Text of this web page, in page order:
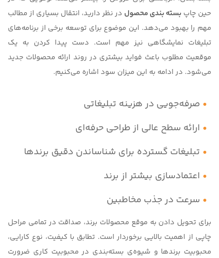
حین چاپ بسته بندی محصول در نظر دارید، انتقال بسیاری از مطالب
مهم را بهبود می‌دهد. این موضوع برای توسعه برخی از برنامه‌های
تبلیغات نمایشگاهی نیز مهم است. دست پیدا کردن به یک
موقعیت مطلوب باعث فواید بیشتری در روند ارائه محصولات جدید
می‌شود. در ادامه به این میزان سود اشاره می‌کنیم.
صرفه‌جویی در هزینه تبلیغاتی
ارائه سطح عالی از طراحی حرفه‌ای
تبلیغات گسترده برای شناساندن دقیق برندها
اعتمادسازی بیشتر از برند
سرعت در جذب مخاطبین
برای تحویل دادن به موقع محصولات برند، صداقت در تمامی مراحل
چاپی از اهمیت بالایی برخوردار است. تطابق با کیفیت، نوع کارایی،
محبوبیت برندها و شیوه‌ی بسته‌بندی در محبوبیت کاری ضرورت